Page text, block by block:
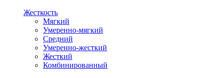
Жесткость
Мягкий
Умеренно-мягкий
Средний
Умеренно-жесткий
Жесткий
Комбинированный